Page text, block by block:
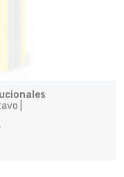
|